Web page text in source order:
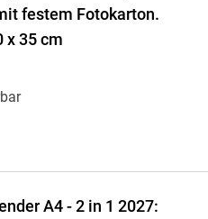
festem Fotokarton.
x 35 cm
A4 - 2 in 1 2027: